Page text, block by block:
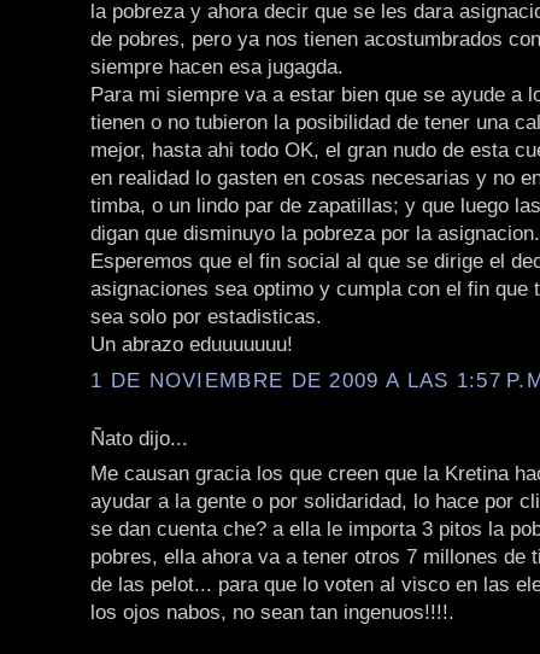
la pobreza y ahora decir que se les dara
de pobres, pero ya nos tienen acostumbrados
siempre hacen esa jugagda.
Para mi siempre va a estar bien que se ayude a
tienen o no tubieron la posibilidad de tener una
mejor, hasta ahi todo OK, el gran nudo de esta
en realidad lo gasten en cosas necesarias y no
timba, o un lindo par de zapatillas; y que luego
digan que disminuyo la pobreza por la asignacion.
Esperemos que el fin social al que se dirige el
asignaciones sea optimo y cumpla con el fin que
sea solo por estadisticas.
Un abrazo eduuuuuuu!
1 DE NOVIEMBRE DE 2009 A LAS 1:57
Ñato dijo...
Me causan gracia los que creen que la Kretina
ayudar a la gente o por solidaridad, lo hace por
se dan cuenta che? a ella le importa 3 pitos la
pobres, ella ahora va a tener otros 7 millones de
de las pelot... para que lo voten al visco en las
los ojos nabos, no sean tan ingenuos!!!!.